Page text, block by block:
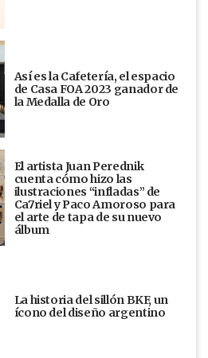
Así es la Cafetería, el espacio
de Casa FOA 2023 ganador de
la Medalla de Oro
El artista Juan Perednik
cuenta cómo hizo las
ilustraciones “infladas” de
Ca7riel y Paco Amoroso para
el arte de tapa de su nuevo
álbum
La historia del sillón BKF, un
ícono del diseño argentino